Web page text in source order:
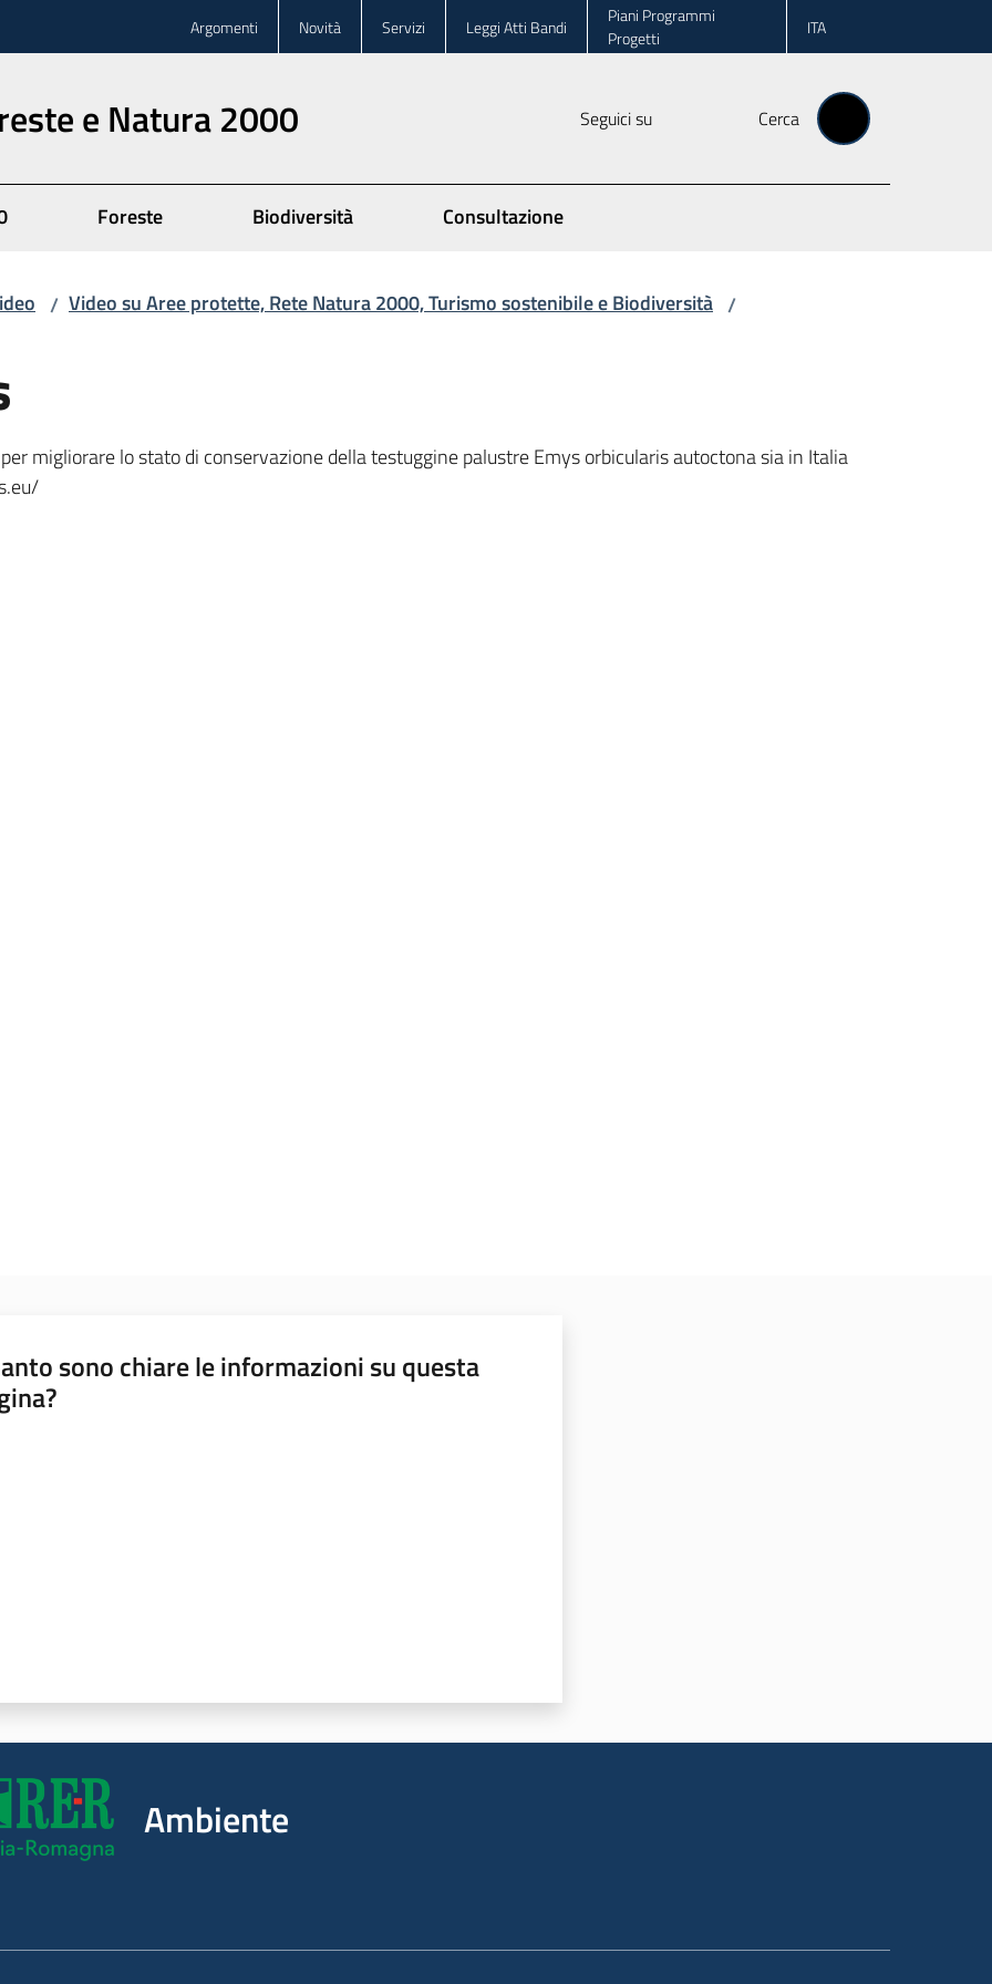
Argomenti Novità Servizi Leggi Atti Bandi
Piani Programmi
Progetti
ITA
e Natura 2000 Seguici su Cerca
Foreste Biodiversità Consultazione
/ Video su Aree protette, Rete Natura 2000, Turismo sostenibile e Biodiversità /
migliorare lo stato di conservazione della testuggine palustre Emys orbicularis autoctona sia in Italia
sono chiare le informazioni su questa
Ambiente